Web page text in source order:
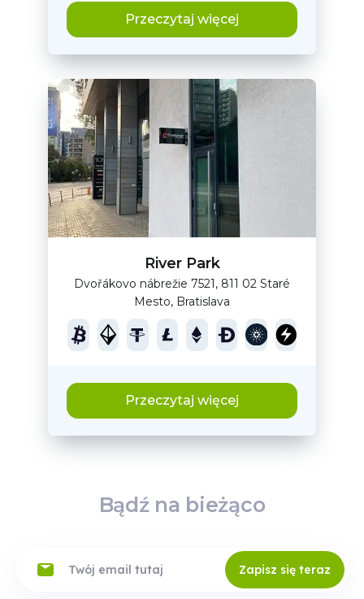
Przeczytaj więcej
River Park
Dvořákovo nábrežie 7521, 811 02 Staré
Mesto, Bratislava
Przeczytaj więcej
Bądź na bieżąco
Zapisz się teraz